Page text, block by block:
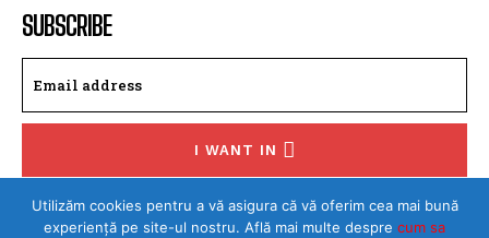
SUBSCRIBE
I WANT IN
I've read and accept thePrivacy Policy.
Utilizăm cookies pentru a vă asigura că vă oferim cea mai bună
experiență pe site-ul nostru. Află mai multe despre cum sa